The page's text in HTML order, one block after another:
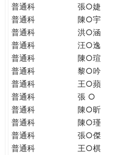
普通科
張○婕
普通科
陳○宇
普通科
洪○涵
普通科
汪○逸
普通科
陳○瑄
普通科
黎○吟
普通科
王○蘋
普通科
張 ○
普通科
陳○昕
普通科
陳○瑾
普通科
張○傑
普通科
王○棋